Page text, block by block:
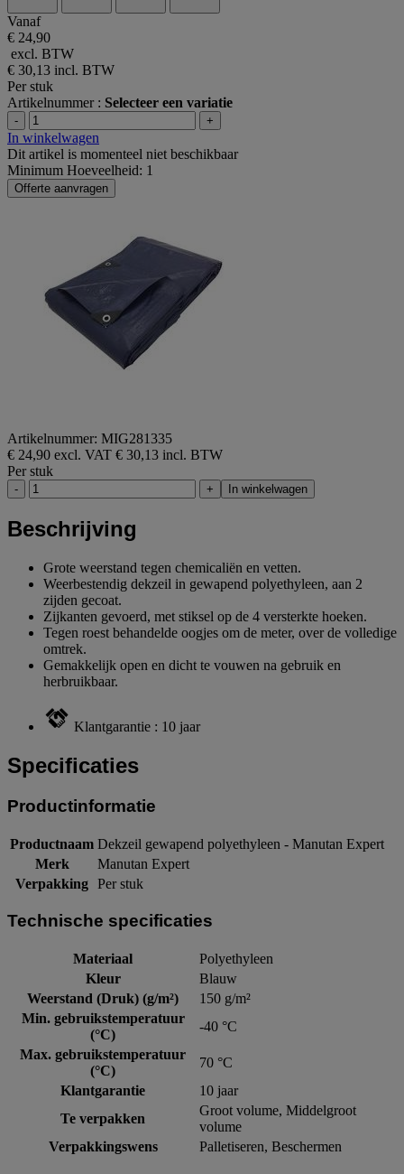
Vanaf
€ 24,90
excl. BTW
€ 30,13 incl. BTW
Per stuk
Artikelnummer : Selecteer een variatie
- +
In winkelwagen
Dit artikel is momenteel niet beschikbaar
Minimum Hoeveelheid: 1
Offerte aanvragen
Artikelnummer: MIG281335
€ 24,90 excl. VAT € 30,13 incl. BTW
Per stuk
- + In winkelwagen
Beschrijving
Grote weerstand tegen chemicaliën en vetten.
Weerbestendig dekzeil in gewapend polyethyleen, aan 2
zijden gecoat.
Zijkanten gevoerd, met stiksel op de 4 versterkte hoeken.
Tegen roest behandelde oogjes om de meter, over de volledige
omtrek.
Gemakkelijk open en dicht te vouwen na gebruik en
herbruikbaar.
Klantgarantie : 10 jaar
Specificaties
Productinformatie
Productnaam Dekzeil gewapend polyethyleen - Manutan Expert
Merk
Manutan Expert
Verpakking Per stuk
Technische specificaties
Materiaal
Polyethyleen
Kleur
Blauw
Weerstand (Druk) (g/m²)
150 g/m²
Min. gebruikstemperatuur
(°C)
-40 °C
Max. gebruikstemperatuur
(°C)
70 °C
Klantgarantie
10 jaar
Te verpakken
Groot volume, Middelgroot
volume
Verpakkingswens
Palletiseren, Beschermen